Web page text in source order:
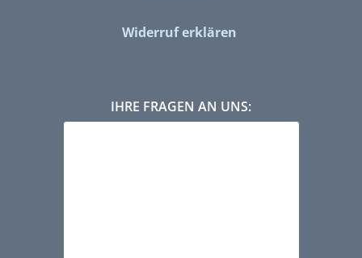
Widerruf erklären
IHRE FRAGEN AN UNS: